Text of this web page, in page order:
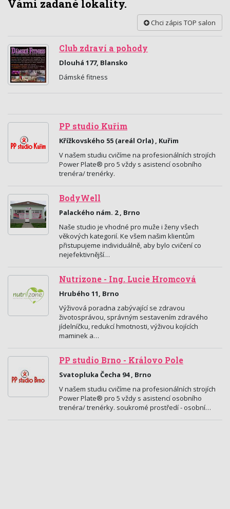
Vámi zadané lokality.
Chci zápis TOP salon
Club zdraví a pohody
Dlouhá 177, Blansko
Dámské fitness
PP studio Kuřim
Křížkovského 55 (areál Orla) , Kuřim
V našem studiu cvičíme na profesionálních strojích
Power Plate® pro 5 vždy s asistencí osobního
trenéra/ trenérky.
BodyWell
Palackého nám. 2 , Brno
Naše studio je vhodné pro muže i ženy všech
věkových kategorií. Ke všem našim klientům
přistupujeme individuálně, aby bylo cvičení co
nejefektivnější…
Nutrizone - Ing. Lucie Hromcová
Hrubého 11, Brno
Výživová poradna zabývající se zdravou
životosprávou, správným sestavením zdravého
jídelníčku, redukcí hmotnosti, výživou kojících
maminek a…
PP studio Brno - Královo Pole
Svatopluka Čecha 94 , Brno
V našem studiu cvičíme na profesionálních strojích
Power Plate® pro 5 vždy s asistencí osobního
trenéra/ trenérky. soukromé prostředí - osobní…